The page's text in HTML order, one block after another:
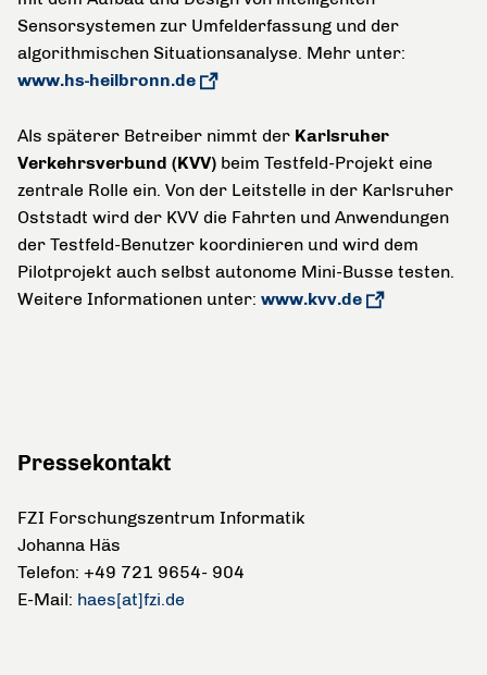
Sensorsystemen zur Umfelderfassung und der
algorithmischen Situationsanalyse. Mehr unter:
www.hs-heilbronn.de
Als späterer Betreiber nimmt der Karlsruher
Verkehrsverbund (KVV) beim Testfeld-Projekt eine
zentrale Rolle ein. Von der Leitstelle in der Karlsruher
Oststadt wird der KVV die Fahrten und Anwendungen
der Testfeld-Benutzer koordinieren und wird dem
Pilotprojekt auch selbst autonome Mini-Busse testen.
Weitere Informationen unter: www.kvv.de
Pressekontakt
FZI Forschungszentrum Informatik
Johanna Häs
Telefon: +49 721 9654- 904
E-Mail: haes[at]fzi.de